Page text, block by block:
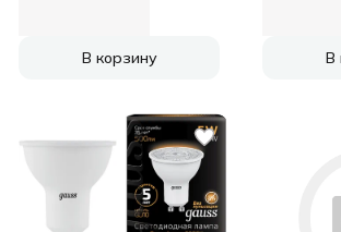
В корзину В